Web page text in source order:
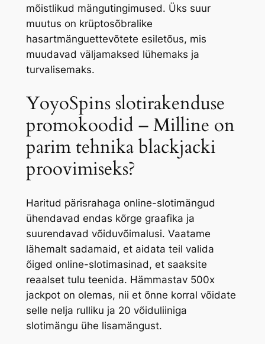
mõistlikud mängutingimused. Üks suur
muutus on krüptosõbralike
hasartmänguettevõtete esiletõus, mis
muudavad väljamaksed lühemaks ja
turvalisemaks.
YoyoSpins slotirakenduse
promokoodid – Milline on
parim tehnika blackjacki
proovimiseks?
Haritud pärisrahaga online-slotimängud
ühendavad endas kõrge graafika ja
suurendavad võiduvõimalusi. Vaatame
lähemalt sadamaid, et aidata teil valida
õiged online-slotimasinad, et saaksite
reaalset tulu teenida. Hämmastav 500x
jackpot on olemas, nii et õnne korral võidate
selle nelja rulliku ja 20 võiduliiniga
slotimängu ühe lisamängust.